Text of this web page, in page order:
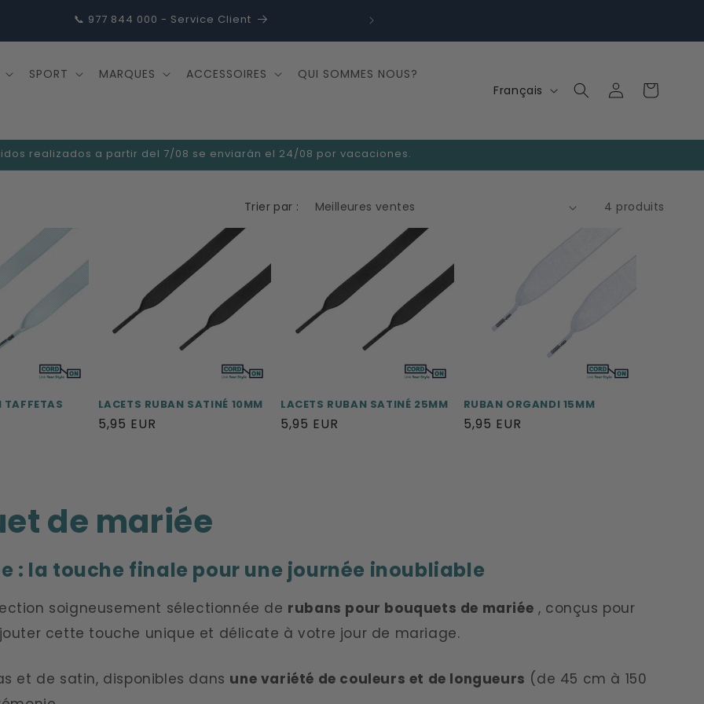
📞 977 844 000 - Service Client
SPORT MARQUES ACCESSOIRES QUI SOMMES NOUS?
Langue
Français ConnexionPanier
realizados a partir del 7/08 se enviarán el 24/08 por vacaciones.
Trier par : 4 produits
TAFFETAS LACETS RUBAN SATINÉ 10MM
Prix
5,95 EUR
LACETS RUBAN SATINÉ 25MM
Prix
5,95 EUR
RUBAN ORGANDI 15MM
Prix
5,95 EUR
de mariée
: la touche finale pour une journée inoubliable
soigneusement sélectionnée de rubans pour bouquets de mariée , conçus pour
cette touche unique et délicate à votre jour de mariage.
et de satin, disponibles dans une variété de couleurs et de longueurs (de 45 cm à 150